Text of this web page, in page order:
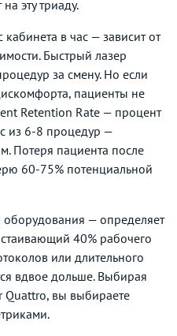
эту триаду.
в час — зависит от
Быстрый лазер
за смену. Но если
пациенты не
Retention Rate — процент
из 6-8 процедур —
Потеря пациента после
60-75% потенциальной
оборудования — определяет
40% рабочего
или длительного
вдвое дольше. Выбирая
Quattro, вы выбираете